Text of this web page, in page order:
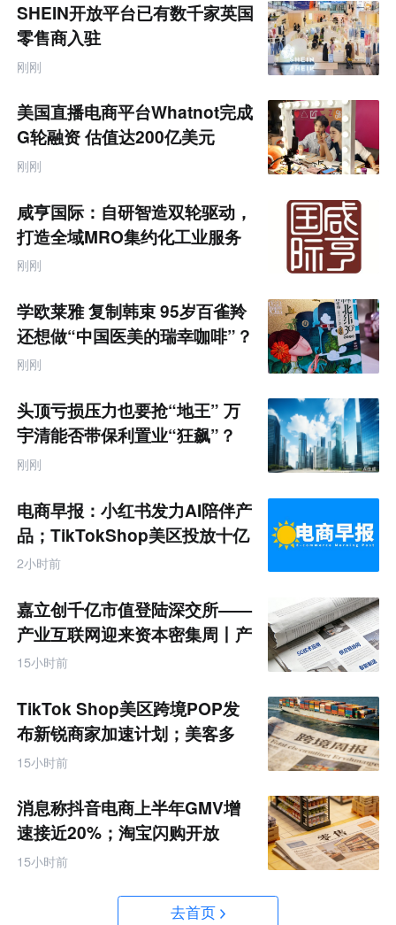
产
业
互
联
网
题
SHEIN开放平台已有数千家英国
零售商入驻
刚刚
美国直播电商平台Whatnot完成
G轮融资 估值达200亿美元
刚刚
咸亨国际：自研智造双轮驱动，
打造全域MRO集约化工业服务
商
刚刚
学欧莱雅 复制韩束 95岁百雀羚
还想做“中国医美的瑞幸咖啡”？
刚刚
头顶亏损压力也要抢“地王” 万
宇清能否带保利置业“狂飙”？
刚刚
电商早报：小红书发力AI陪伴产
品；TikTokShop美区投放十亿
2小时前
嘉立创千亿市值登陆深交所——
产业互联网迎来资本密集周丨产
业互联网周报
15小时前
TikTok Shop美区跨境POP发
布新锐商家加速计划；美客多
Q2营收同增50%丨跨境电商周
15小时前
消息称抖音电商上半年GMV增
速接近20%；淘宝闪购开放
MCP能力丨零售电商周报
15小时前
去首页